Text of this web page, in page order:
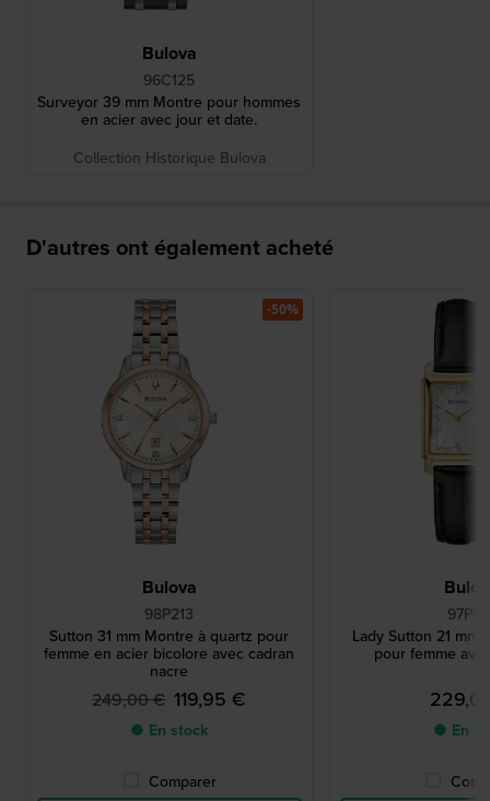
Bulova
96C125
Surveyor 39 mm Montre pour hommes
en acier avec jour et date.
Collection Historique Bulova
D'autres ont également acheté
Bulova
98P213
Sutton 31 mm Montre à quartz pour
femme en acier bicolore avec cadran
nacre
249,00 € 119,95 €
● En stock
Comparer
-50%
Lady Sutton 21 mm
pour femme
● En